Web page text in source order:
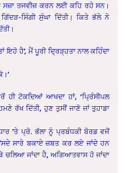
ਤਜਵੀਜ਼ ਕਰਨ ਲਈ ਕਹਿ ਰਹੇ ਸਨ।
ਸਿੰਗੀ ਸੁੰਘਾ ਦਿੱਤੀ। ਕਿਤੇ ਭੱਲੇ ਨੇ
ਇਹੋ ਹੈ’, ਮੈਂ ਪੂਰੀ ਦ੍ਰਿੜ੍ਹਤਾ ਨਾਲ ਕਹਿੰਦਾ
ਹੀ ਟੋਕਦਿਆਂ ਆਖਦਾ ਹਾਂ, ‘ਪ੍ਰਿੰਸੀਪਲ
ਰੱਖ ਦਿੱਤੀ, ਹੁਣ ਤੁਸੀਂ ਜਾਣੋ ਜਾਂ ਤੁਹਾਡਾ
’ਤੇ ਪ੍ਰੋ. ਭੱਲਾ ਨੂੰ ਪ੍ਰਬੰਧਕੀ ਬੋਰਡ ਵਜੋਂ
ਸਾਰੇ ਬਕਾਏ ਜ਼ਬਤ ਕਰ ਲਏ ਜਾਂਦੇ ਹਨ
ਚਲਿਆ ਜਾਂਦਾ ਹੈ, ਅਗਿਆਤਵਾਸ ਹੋ ਜਾਂਦਾ